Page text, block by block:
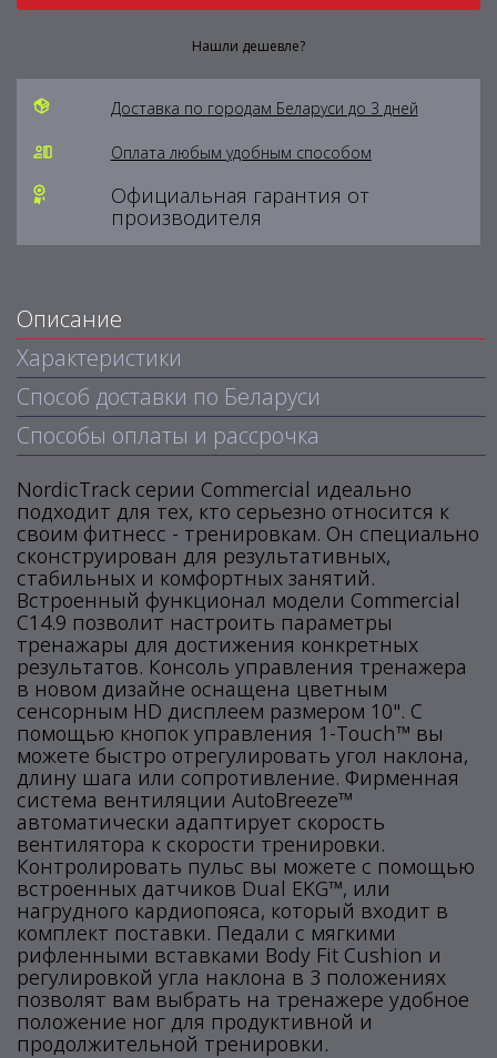
Нашли дешевле?
Доставка по городам Беларуси до 3 дней
Оплата любым удобным способом
Официальная гарантия от
производителя
Описание
Характеристики
Способ доставки по Беларуси
Способы оплаты и рассрочка
NordicTrack серии Commercial идеально
подходит для тех, кто серьезно относится к
своим фитнесс - тренировкам. Он специально
сконструирован для результативных,
стабильных и комфортных занятий.
Встроенный функционал модели Commercial
C14.9 позволит настроить параметры
тренажары для достижения конкретных
результатов. Консоль управления тренажера
в новом дизайне оснащена цветным
сенсорным HD дисплеем размером 10". С
помощью кнопок управления 1-Touch™ вы
можете быстро отрегулировать угол наклона,
длину шага или сопротивление. Фирменная
система вентиляции AutoBreeze™
автоматически адаптирует скорость
вентилятора к скорости тренировки.
Контролировать пульс вы можете с помощью
встроенных датчиков Dual EKG™, или
нагрудного кардиопояса, который входит в
комплект поставки. Педали с мягкими
рифленными вставками Body Fit Cushion и
регулировкой угла наклона в 3 положениях
позволят вам выбрать на тренажере удобное
положение ног для продуктивной и
продолжительной тренировки.